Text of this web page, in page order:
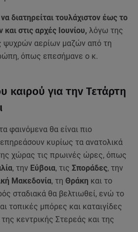
διατηρείται τουλάχιστον έως το
στις αρχές Ιουνίου, λόγω της
ψυχρών αερίων μαζών από τη
όπως επεσήμανε ο κ.
καιρού για την Τετάρτη
φαινόμενα θα είναι πιο
κυρίως τα ανατολικά
χώρας τις πρωινές ώρες, όπως
, την Εύβοια, τις Σποράδες, την
Μακεδονία, τη Θράκη και το
σταδιακά θα βελτιωθεί, ενώ το
τοπικές μπόρες και καταιγίδες
κεντρικής Στερεάς και της